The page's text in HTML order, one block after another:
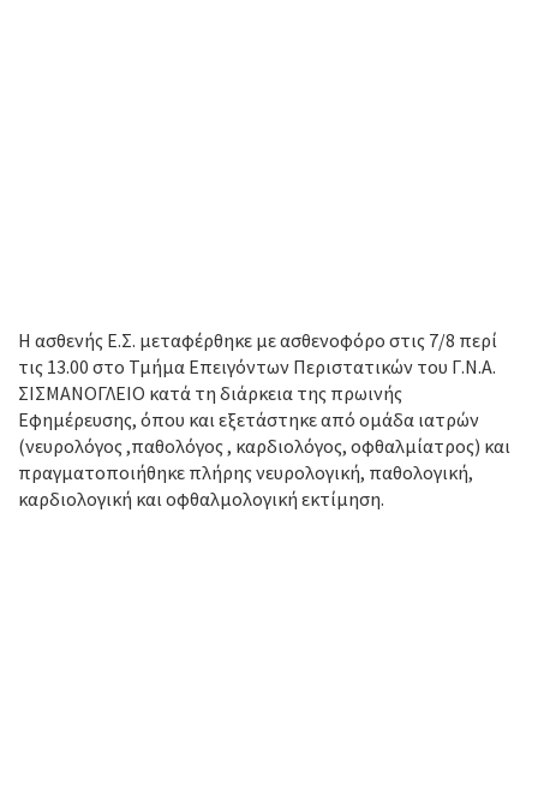
Η ασθενής Ε.Σ. μεταφέρθηκε με ασθενοφόρο στις 7/8 περί
τις 13.00 στο Τμήμα Επειγόντων Περιστατικών του Γ.Ν.Α.
ΣΙΣΜΑΝΟΓΛΕΙΟ κατά τη διάρκεια της πρωινής
Εφημέρευσης, όπου και εξετάστηκε από ομάδα ιατρών
(νευρολόγος ,παθολόγος , καρδιολόγος, οφθαλμίατρος) και
πραγματοποιήθηκε πλήρης νευρολογική, παθολογική,
καρδιολογική και οφθαλμολογική εκτίμηση.